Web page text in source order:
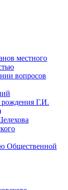
местного
вопросов
Г.И.
Общественной